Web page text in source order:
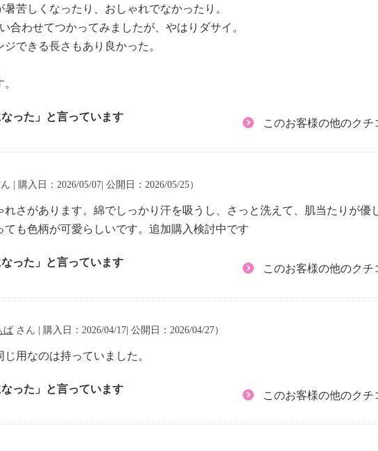
苦しくなったり、おしゃれでなかったり。
合わせてつかってみましたが、やはりダサイ。
できる長さもあり良かった。
った」と言っています
このお客様の他のクチ
| 購入日：2026/05/07| 公開日：2026/05/25）
さがあります。綿でしっかり汗を吸うし、さっと洗えて、肌当たりが優
も色柄が可愛らしいです。追加購入検討中です
った」と言っています
このお客様の他のクチ
ば さん | 購入日：2026/04/17| 公開日：2026/04/27）
用なのは持っていました。
った」と言っています
このお客様の他のクチ